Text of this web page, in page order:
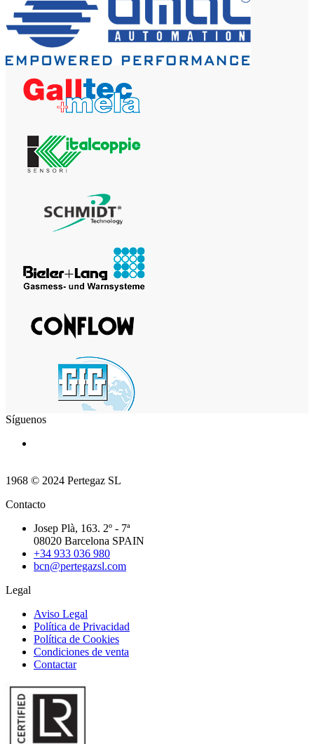
Síguenos
1968 © 2024 Pertegaz SL
Contacto
Josep Plà, 163. 2º - 7ª
08020 Barcelona SPAIN
+34 933 036 980
bcn@pertegazsl.com
Legal
Aviso Legal
Política de Privacidad
Política de Cookies
Condiciones de venta
Contactar